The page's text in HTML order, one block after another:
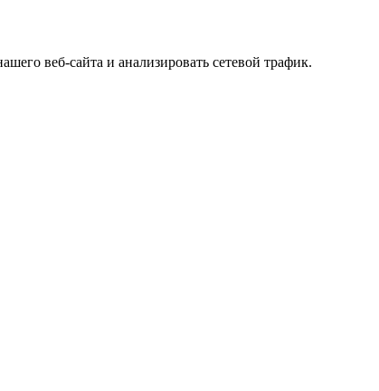
веб-сайта и анализировать сетевой трафик.